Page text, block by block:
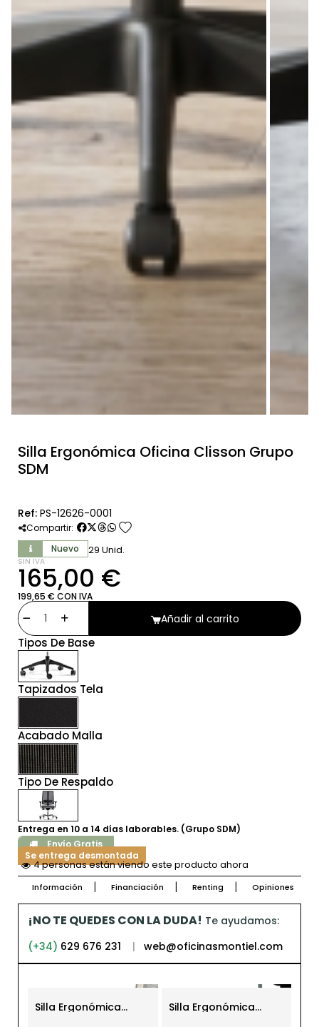
Silla Ergonómica Oficina Clisson Grupo
SDM
Ref: PS-12626-0001
Compartir: favorite
Nuevo 29 Unid.
SIN IVA
165,00 €
199,65 € CON IVA
Añadir al carrito
Tipos De Base
Tapizados Tela
Acabado Malla
Tipo De Respaldo
Entrega en 10 a 14 días laborables. (Grupo SDM)
Envío Gratis
Se entrega desmontada
4 personas están viendo este producto ahora
Información Financiación Renting Opiniones
¡NO TE QUEDES CON LA DUDA! Te ayudamos:
(+34) 629 676 231 | web@oficinasmontiel.com
Silla Ergonómica Silla Ergonómica